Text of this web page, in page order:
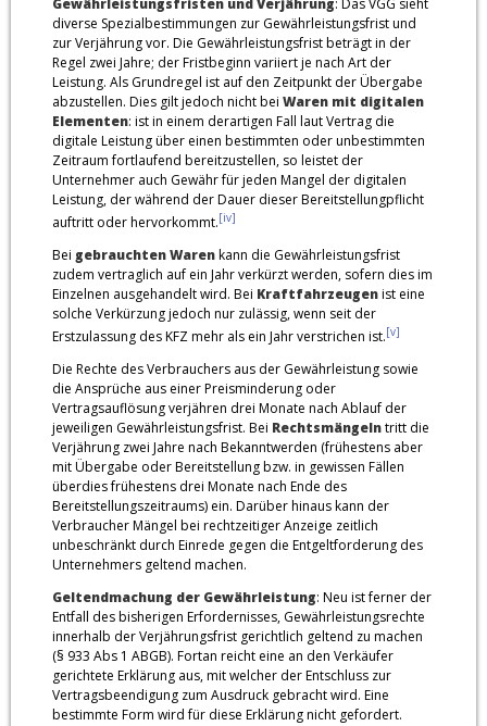
Gewährleistungsfristen und Verjährung: Das VGG sieht
diverse Spezialbestimmungen zur Gewährleistungsfrist und
zur Verjährung vor. Die Gewährleistungsfrist beträgt in der
Regel zwei Jahre; der Fristbeginn variiert je nach Art der
Leistung. Als Grundregel ist auf den Zeitpunkt der Übergabe
abzustellen. Dies gilt jedoch nicht bei Waren mit digitalen
Elementen: ist in einem derartigen Fall laut Vertrag die
digitale Leistung über einen bestimmten oder unbestimmten
Zeitraum fortlaufend bereitzustellen, so leistet der
Unternehmer auch Gewähr für jeden Mangel der digitalen
Leistung, der während der Dauer dieser Bereitstellungpflicht
auftritt oder hervorkommt.[iv]
Bei gebrauchten Warenkann die Gewährleistungsfrist
zudem vertraglich auf ein Jahr verkürzt werden, sofern dies im
Einzelnen ausgehandelt wird. Bei Kraftfahrzeugenist eine
solche Verkürzung jedoch nur zulässig, wenn seit der
Erstzulassung des KFZ mehr als ein Jahr verstrichen ist.[v]
Die Rechte des Verbrauchers aus der Gewährleistung sowie
die Ansprüche aus einer Preisminderung oder
Vertragsauflösung verjähren drei Monate nach Ablauf der
jeweiligen Gewährleistungsfrist. Bei Rechtsmängelntritt die
Verjährung zwei Jahre nach Bekanntwerden (frühestens aber
mit Übergabe oder Bereitstellung bzw. in gewissen Fällen
überdies frühestens drei Monate nach Ende des
Bereitstellungszeitraums) ein. Darüber hinaus kann der
Verbraucher Mängel bei rechtzeitiger Anzeige zeitlich
unbeschränkt durch Einrede gegen die Entgeltforderung des
Unternehmers geltend machen.
Geltendmachung der Gewährleistung: Neu ist ferner der
Entfall des bisherigen Erfordernisses, Gewährleistungsrechte
innerhalb der Verjährungsfrist gerichtlich geltend zu machen
(§ 933 Abs 1 ABGB). Fortan reicht eine an den Verkäufer
gerichtete Erklärung aus, mit welcher der Entschluss zur
Vertragsbeendigung zum Ausdruck gebracht wird. Eine
bestimmte Form wird für diese Erklärung nicht gefordert.